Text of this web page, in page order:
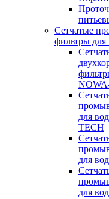
Сетчатые
фильтры для
для
TECH
для
для